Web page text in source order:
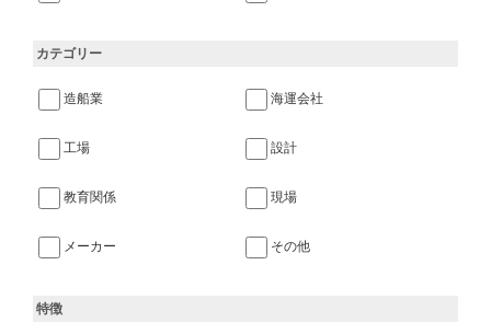
カテゴリー
造船業 海運会社
工場 設計
教育関係 現場
メーカー その他
特徴